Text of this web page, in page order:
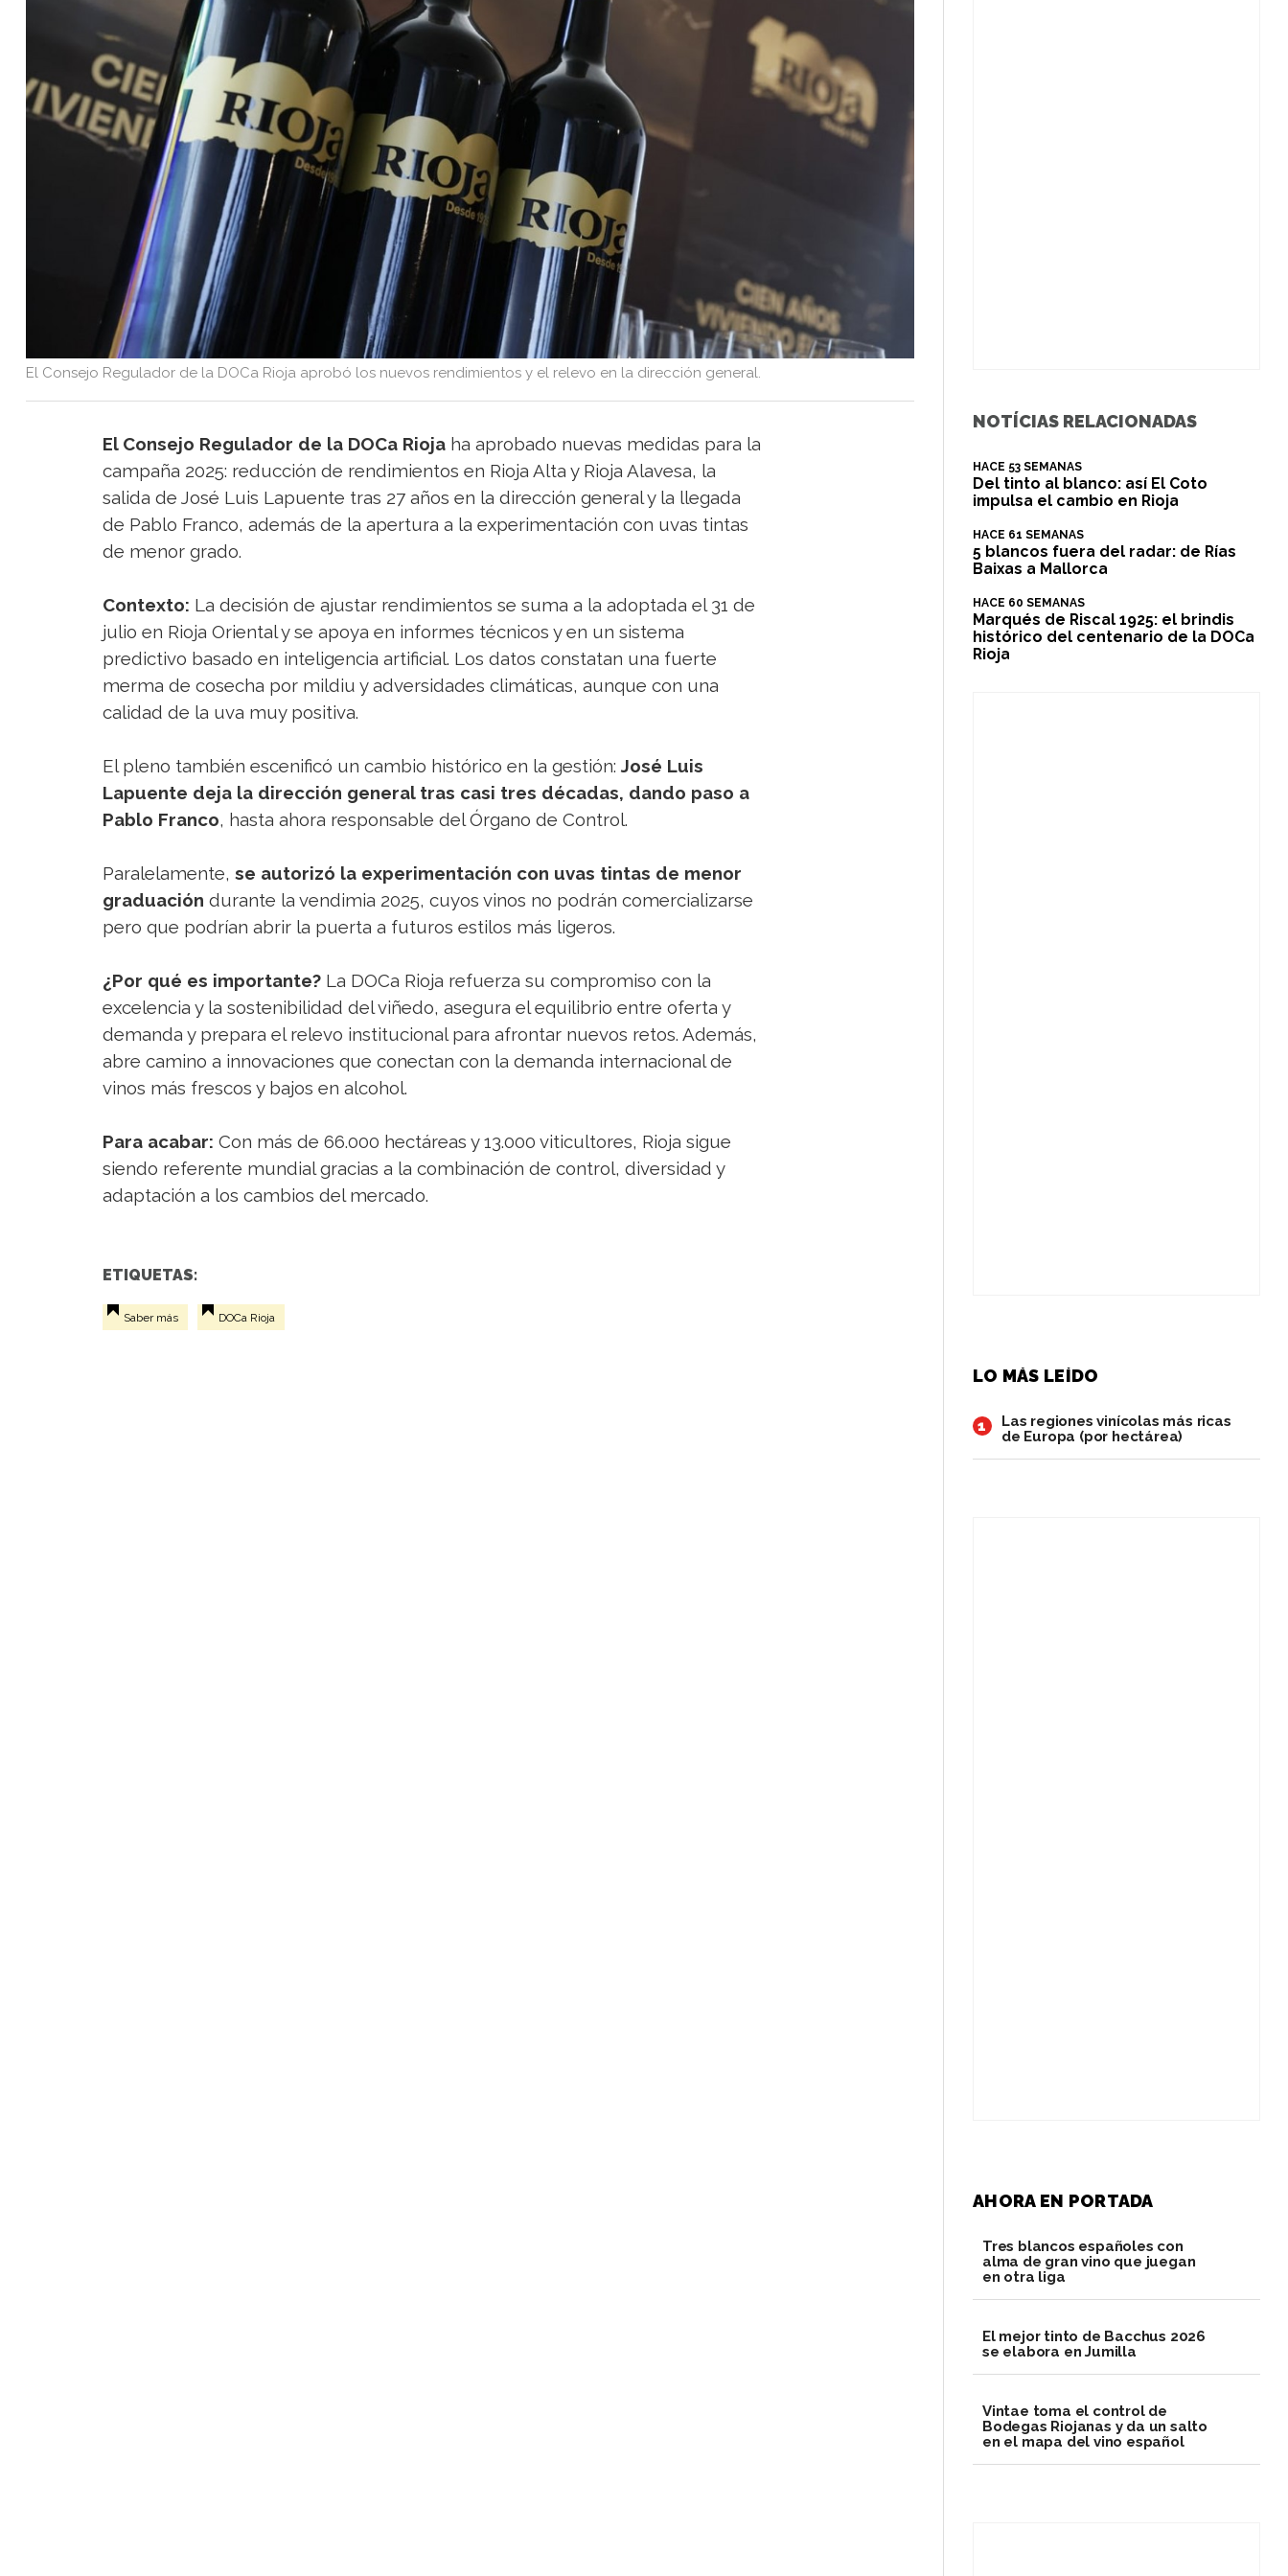
El Consejo Regulador de la DOCa Rioja aprobó los nuevos rendimientos y el relevo en la dirección general.
El Consejo Regulador de la DOCa Riojaha aprobado nuevas medidas para la
campaña 2025: reducción de rendimientos en Rioja Alta y Rioja Alavesa, la
salida de José Luis Lapuente tras 27 años en la dirección general y la llegada
de Pablo Franco, además de la apertura a la experimentación con uvas tintas
de menor grado.
Contexto: La decisión de ajustar rendimientos se suma a la adoptada el 31 de
julio en Rioja Oriental y se apoya en informes técnicos y en un sistema
predictivo basado en inteligencia artificial. Los datos constatan una fuerte
merma de cosecha por mildiu y adversidades climáticas, aunque con una
calidad de la uva muy positiva.
El pleno también escenificó un cambio histórico en la gestión: José Luis
Lapuente deja la dirección general tras casi tres décadas, dando paso a
Pablo Franco, hasta ahora responsable del Órgano de Control.
Paralelamente, se autorizó la experimentación con uvas tintas de menor
graduación durante la vendimia 2025, cuyos vinos no podrán comercializarse
pero que podrían abrir la puerta a futuros estilos más ligeros.
¿Por qué es importante? La DOCa Rioja refuerza su compromiso con la
excelencia y la sostenibilidad del viñedo, asegura el equilibrio entre oferta y
demanda y prepara el relevo institucional para afrontar nuevos retos. Además,
abre camino a innovaciones que conectan con la demanda internacional de
vinos más frescos y bajos en alcohol.
Para acabar: Con más de 66.000 hectáreas y 13.000 viticultores, Rioja sigue
siendo referente mundial gracias a la combinación de control, diversidad y
adaptación a los cambios del mercado.
ETIQUETAS:
Saber más DOCa Rioja
NOTÍCIAS RELACIONADAS
HACE 53 SEMANAS
Del tinto al blanco: así El Coto
impulsa el cambio en Rioja
HACE 61 SEMANAS
5 blancos fuera del radar: de Rías
Baixas a Mallorca
HACE 60 SEMANAS
​Marqués de Riscal 1925: el brindis
histórico del centenario de la DOCa
Rioja
LO MÁS LEÍDO
1
Las regiones vinícolas más ricas
de Europa (por hectárea)
AHORA EN PORTADA
Tres blancos españoles con
alma de gran vino que juegan
en otra liga
El mejor tinto de Bacchus 2026
se elabora en Jumilla
Vintae toma el control de
Bodegas Riojanas y da un salto
en el mapa del vino español